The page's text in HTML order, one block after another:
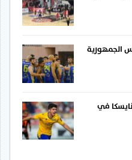
الجمهورية
في